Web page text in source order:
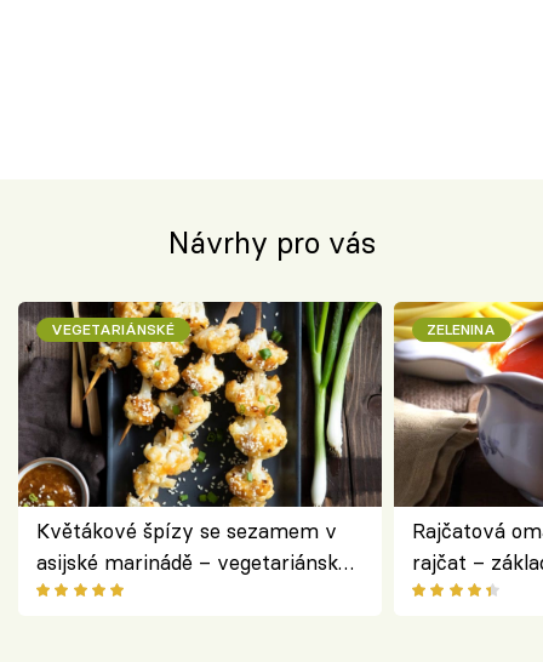
Návrhy pro vás
VEGETARIÁNSKÉ
Květákové špízy se sezamem v
asijské marinádě – vegetariánská
chuťovka z grilu
ZELENINA
Rajčatová
rajčat –